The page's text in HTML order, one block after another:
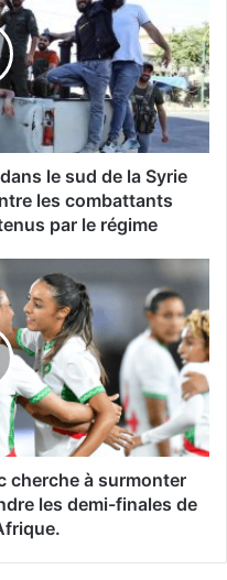
le sud de la Syrie
les combattants
par le régime
cherche à surmonter
les demi-finales de